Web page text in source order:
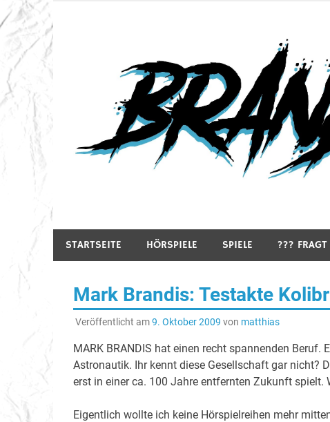
Inhalt
springen
STARTSEITE HÖRSPIELE SPIELE ???
Mark Brandis: Testakte
Veröffentlicht am9. Oktober 2009 von matthias
MARK BRANDIS hat einen recht spannenden Beruf.
Astronautik. Ihr kennt diese Gesellschaft gar nicht?
erst in einer ca. 100 Jahre entfernten Zukunft spielt.
Eigentlich wollte ich keine Hörspielreihen mehr